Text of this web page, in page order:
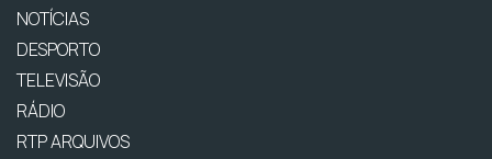
NOTÍCIAS
DESPORTO
TELEVISÃO
RÁDIO
RTP ARQUIVOS